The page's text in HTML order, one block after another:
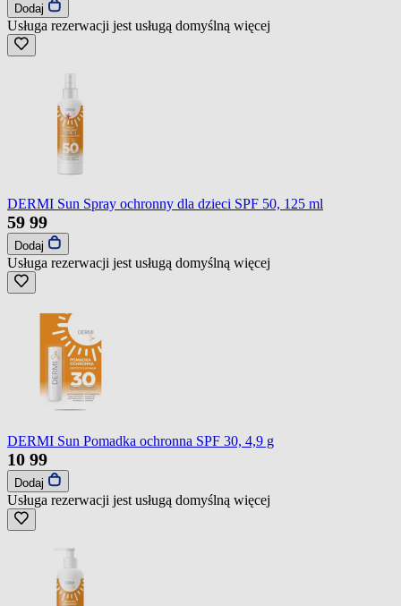
Dodaj
Usługa rezerwacji jest usługą domyślną więcej
DERMI Sun Spray ochronny dla dzieci SPF 50, 125 ml
59 99
Dodaj
Usługa rezerwacji jest usługą domyślną więcej
DERMI Sun Pomadka ochronna SPF 30, 4,9 g
10 99
Dodaj
Usługa rezerwacji jest usługą domyślną więcej